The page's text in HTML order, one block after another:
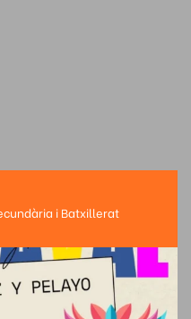
i Batxillerat